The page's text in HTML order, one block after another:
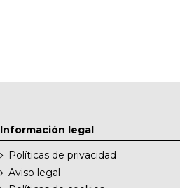
Información legal
Políticas de privacidad
Aviso legal